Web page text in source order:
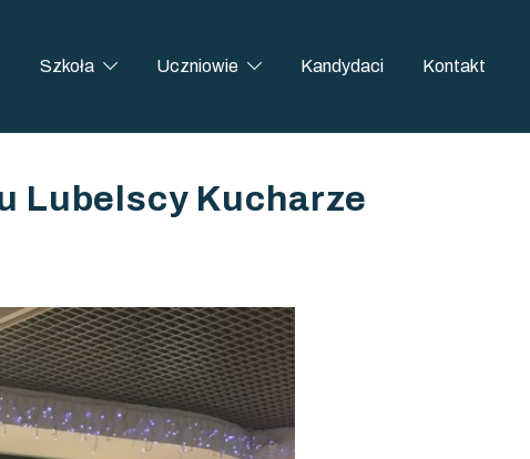
Szkoła Uczniowie Kandydaci Kontakt
Lubelscy Kucharze